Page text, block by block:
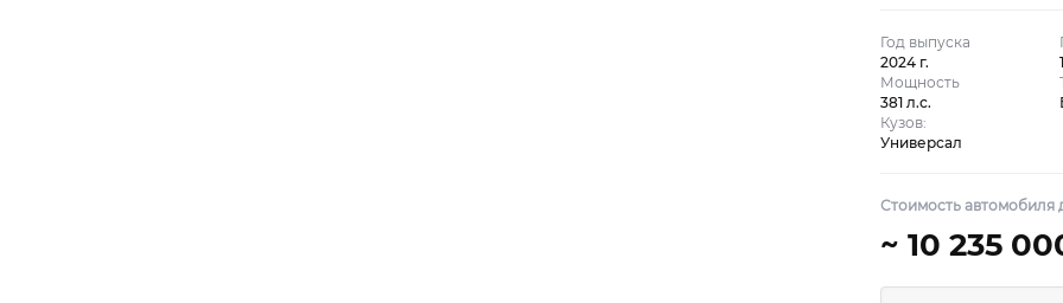
Год выпуска
2024 г.
Мощность
381 л.с.
Кузов:
Универсал
Стоимость автомобиля
~ 10 235